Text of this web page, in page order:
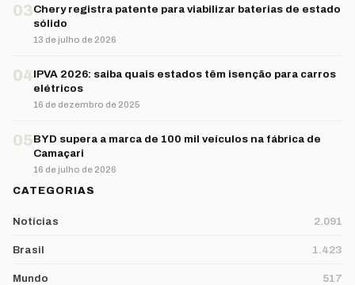
03Chery registra patente para viabilizar baterias de estado
sólido
13 de julho de 2026
04IPVA 2026: saiba quais estados têm isenção para carros
elétricos
16 de dezembro de 2025
05BYD supera a marca de 100 mil veículos na fábrica de
Camaçari
16 de julho de 2026
CATEGORIAS
Notícias 2.091
Brasil 1.423
Mundo 517